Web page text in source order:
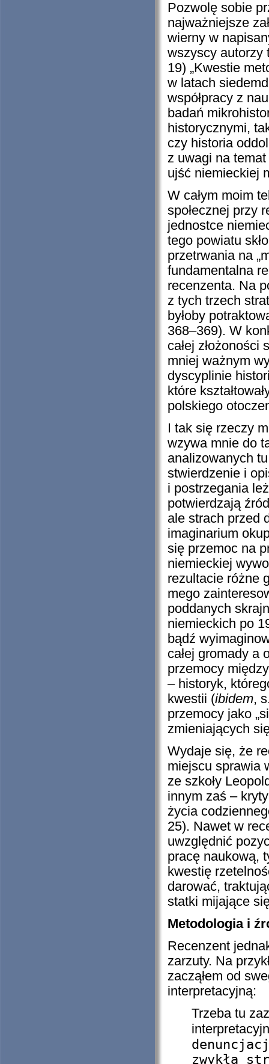
Pozwolę sobie
najważniejsze
wierny w
wszyscy autorzy
19) „Kwestie
w latach
współpracy z
badań
historycznymi,
czy historia
z uwagi na
ujść niemieckiej
W całym moim
społecznej przy
jednostce
tego powiatu
przetrwania na
fundamentalna
recenzenta. Na
z tych trzech
byłoby
368–369). W
całej
mniej ważnym
dyscyplinie
które
polskiego
I tak się rzeczy
wzywa mnie do
analizowanych
stwierdzenie i
i postrzegania
potwierdzają
ale strach przed
imaginarium
się przemoc na
niemieckiej
rezultacie różne
mego
poddanych
niemieckich po
bądź
całej gromady a
przemocy
– historyk,
kwestii (ibidem,
przemocy jako
zmieniających
Wydaje się, że
miejscu sprawia
ze szkoły
innym zaś –
życia
25). Nawet w
uwzględnić
pracę naukową,
kwestię
darować,
statki mijające
Metodologia i
Recenzent
zarzuty. Na
zacząłem od
interpretacyjną:
Trzeba tu
zwykłą